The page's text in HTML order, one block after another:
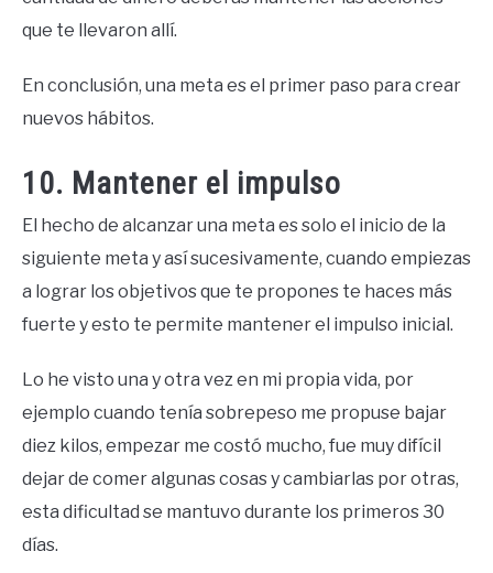
que te llevaron allí.
En conclusión, una meta es el primer paso para crear
nuevos hábitos.
10. Mantener el impulso
El hecho de alcanzar una meta es solo el inicio de la
siguiente meta y así sucesivamente, cuando empiezas
a lograr los objetivos que te propones te haces más
fuerte y esto te permite mantener el impulso inicial.
Lo he visto una y otra vez en mi propia vida, por
ejemplo cuando tenía sobrepeso me propuse bajar
diez kilos, empezar me costó mucho, fue muy difícil
dejar de comer algunas cosas y cambiarlas por otras,
esta dificultad se mantuvo durante los primeros 30
días.